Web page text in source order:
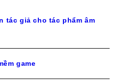
tác giả cho tác phẩm âm
game